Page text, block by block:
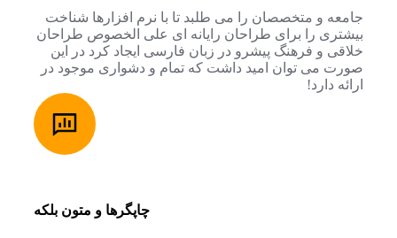
جامعه و متخصصان را می طلبد تا با نرم افزارها شناخت
بیشتری را برای طراحان رایانه ای علی الخصوص طراحان
خلاقی و فرهنگ پیشرو در زبان فارسی ایجاد کرد در این
صورت می توان امید داشت که تمام و دشواری موجود در
ارائه دارد!
چاپگرها و متون بلکه